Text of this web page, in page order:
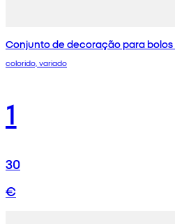
Conjunto de decoração para bolos
colorido, variado
1
30
€